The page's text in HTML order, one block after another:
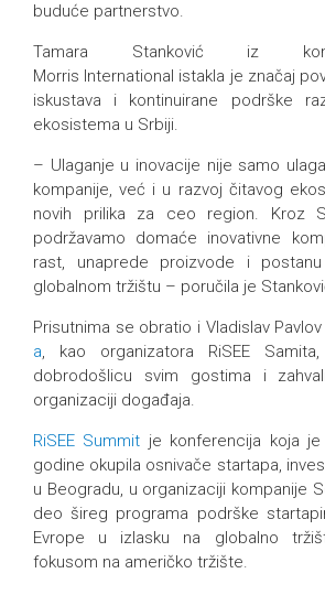
buduće partnerstvo.
Tamara Stanković iz
Morris International istakla je značaj
iskustava i kontinuirane podrške
ekosistema u Srbiji.
– Ulaganje u inovacije nije samo
kompanije, već i u razvoj čitavog
novih prilika za ceo region. Kroz
podržavamo domaće inovativne
rast, unaprede proizvode i
globalnom tržištu – poručila je
Prisutnima se obratio i Vladislav
a, kao organizatora RiSEE
dobrodošlicu svim gostima i
organizaciji događaja.
RiSEE Summit je konferencija koja
godine okupila osnivače startapa,
u Beogradu, u organizaciji kompanije
deo šireg programa podrške
Evrope u izlasku na globalno
fokusom na američko tržište.